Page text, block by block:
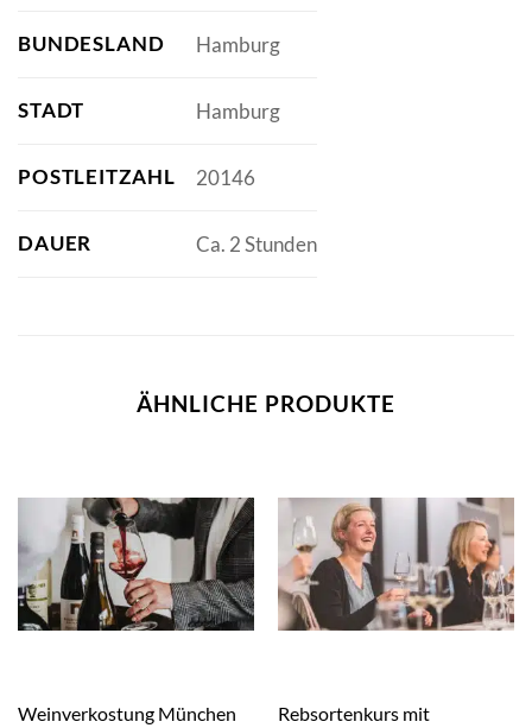
BUNDESLAND Hamburg
STADT Hamburg
POSTLEITZAHL 20146
DAUER Ca. 2 Stunden
ÄHNLICHE PRODUKTE
Weinverkostung München
Rebsortenkurs mit